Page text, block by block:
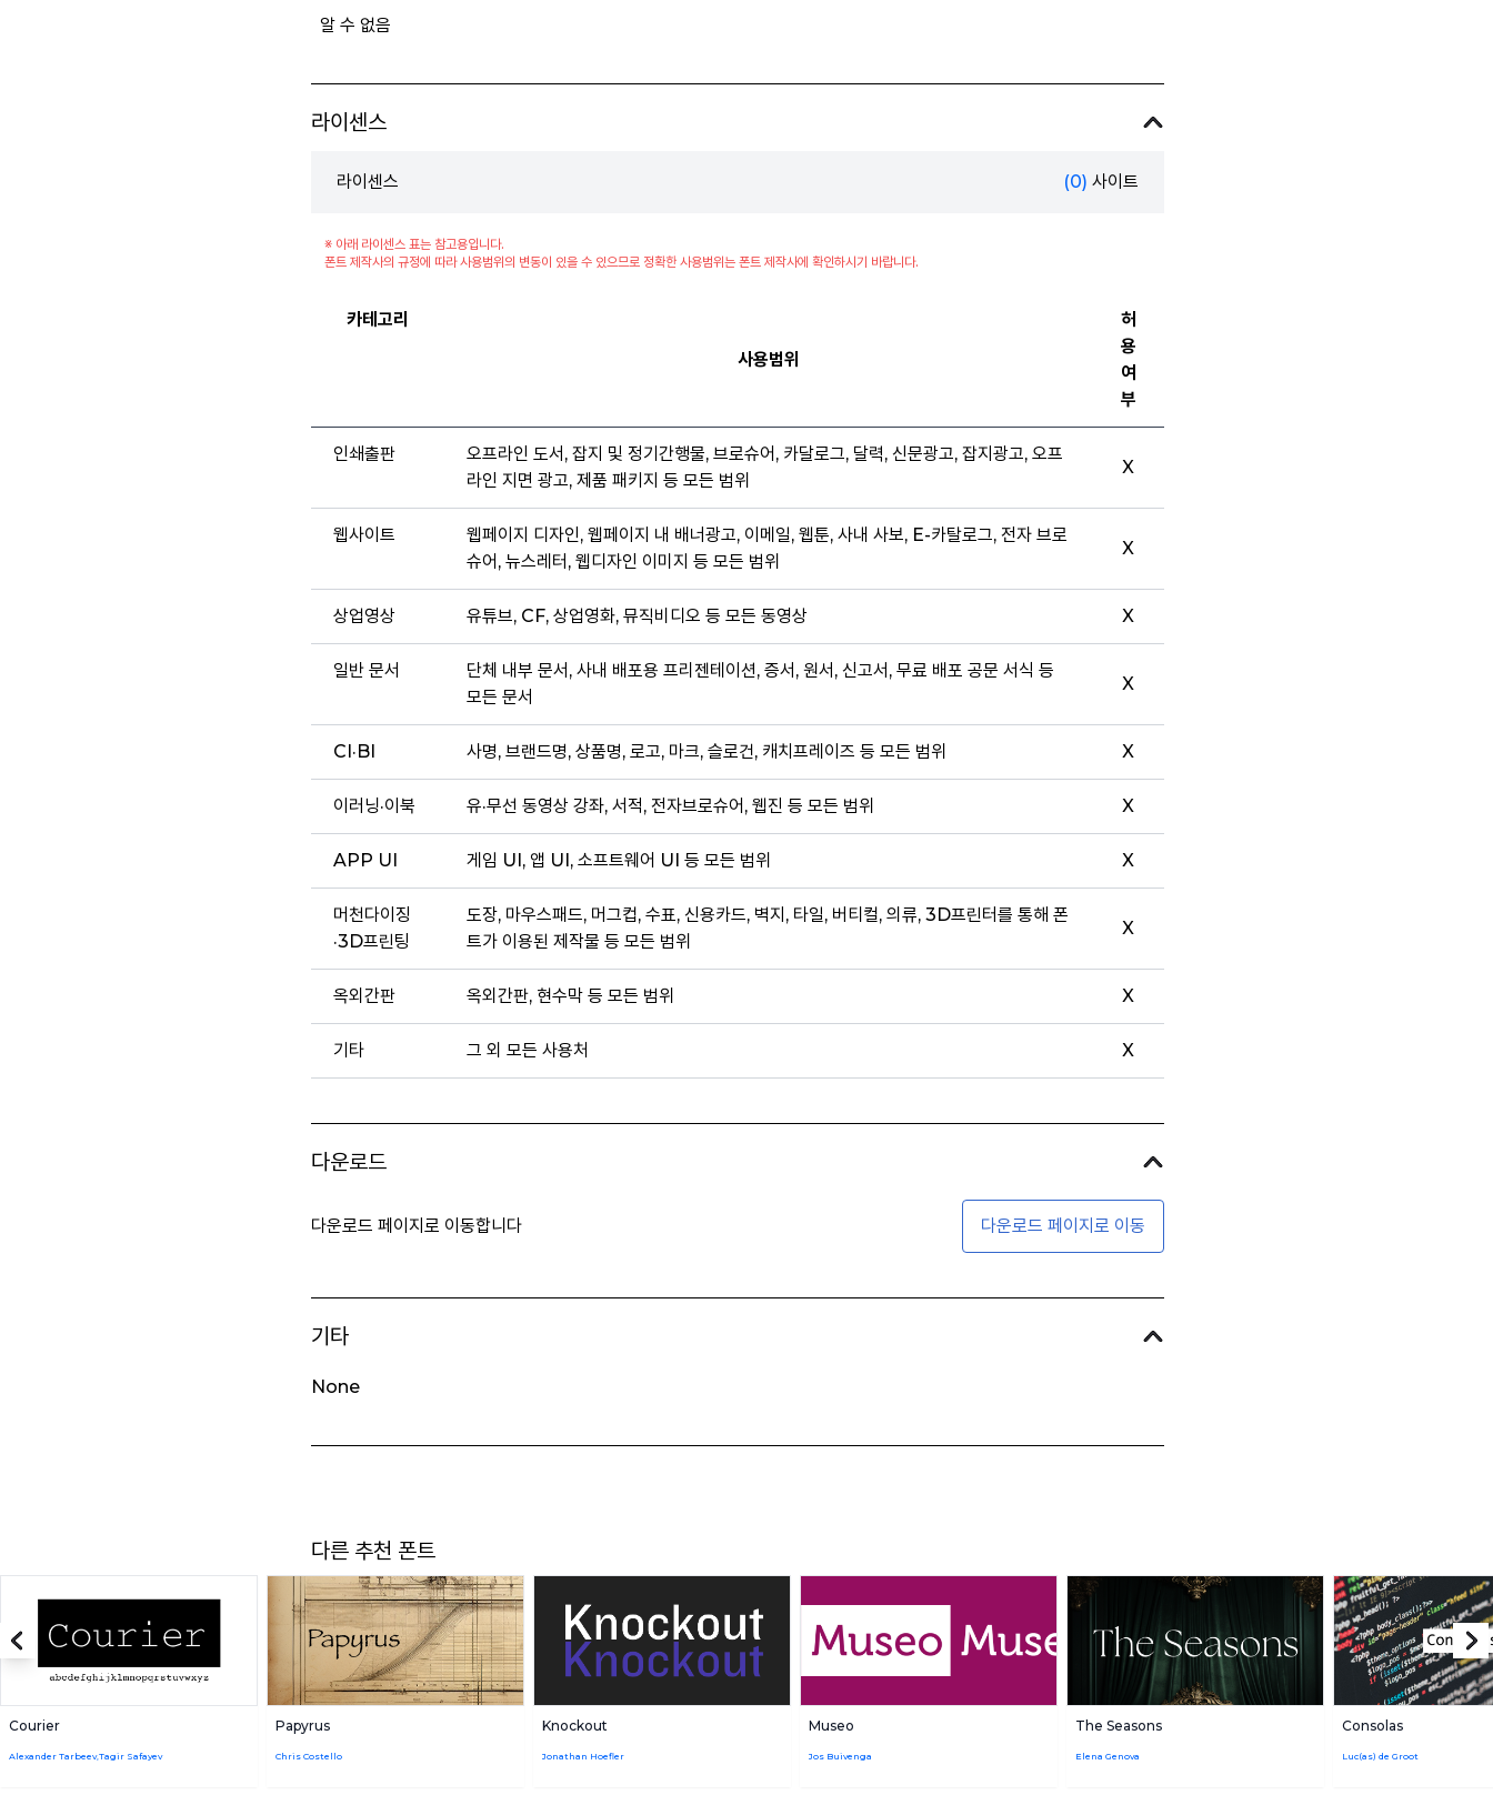
알 수 없음
라이센스
라이센스 (0) 사이트
※ 아래 라이센스 표는 참고용입니다.
폰트 제작사의 규정에 따라 사용범위의 변동이 있을 수 있으므로 정확한 사용범위는 폰트 제작사에 확인하시기 바랍니다.
카테고리
사용범위
허
용
여
부
인쇄출판
오프라인 도서, 잡지 및 정기간행물, 브로슈어, 카달로그, 달력, 신문광고, 잡지광고, 오프
라인 지면 광고, 제품 패키지 등 모든 범위
X
웹사이트
웹페이지 디자인, 웹페이지 내 배너광고, 이메일, 웹툰, 사내 사보, E-카탈로그, 전자 브로
슈어, 뉴스레터, 웹디자인 이미지 등 모든 범위
X
상업영상 유튜브, CF, 상업영화, 뮤직비디오 등 모든 동영상 X
일반 문서
단체 내부 문서, 사내 배포용 프리젠테이션, 증서, 원서, 신고서, 무료 배포 공문 서식 등
모든 문서
X
CI·BI 사명, 브랜드명, 상품명, 로고, 마크, 슬로건, 캐치프레이즈 등 모든 범위 X
이러닝·이북 유·무선 동영상 강좌, 서적, 전자브로슈어, 웹진 등 모든 범위 X
APP UI 게임 UI, 앱 UI, 소프트웨어 UI 등 모든 범위 X
머천다이징
·3D프린팅
도장, 마우스패드, 머그컵, 수표, 신용카드, 벽지, 타일, 버티컬, 의류, 3D프린터를 통해 폰
트가 이용된 제작물 등 모든 범위
X
옥외간판 옥외간판, 현수막 등 모든 범위 X
기타 그 외 모든 사용처 X
다운로드
다운로드 페이지로 이동합니다 다운로드 페이지로 이동
기타
None
다른 추천 폰트
Courier
Alexander Tarbeev,Tagir Safayev
Papyrus
Chris Costello
Knockout
Jonathan Hoefler
Museo
Jos Buivenga
The Seasons
Elena Genova
Consolas
Luc(as) de Groot